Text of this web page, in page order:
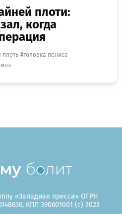
плоти:
когда
плоть
головка пениса
«Западная пресса» ОГРН
КПП 390601001 (c) 2023